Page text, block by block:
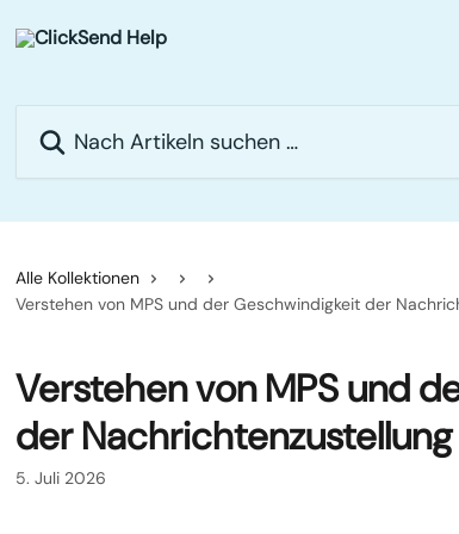
Alle Kollektionen
Verstehen von MPS und der Geschwindigkeit der
Verstehen von MPS und
der Nachrichtenzustellung
5. Juli 2026